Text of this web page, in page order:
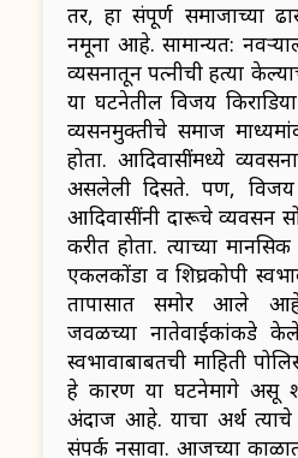
तर, हा संपूर्ण समाजाच्या
नमूना आहे. सामान्यत:
व्यसनातून पत्नीची हत्या
या घटनेतील विजय
व्यसनमुक्तीचे समाज
होता. आदिवासींमध्ये
असलेली दिसते. पण, विजय
आदिवासींनी दारूचे व्यवसन
करीत होता. त्याच्या
एकलकोंडा व शिघ्रकोपी
तापासात समोर आले आहे.
जवळच्या नातेवाईकांकडे
स्वभावाबाबतची माहिती
हे कारण या घटनेमागे असू
अंदाज आहे. याचा अर्थ त्याचे
संपर्क नसावा. आजच्या